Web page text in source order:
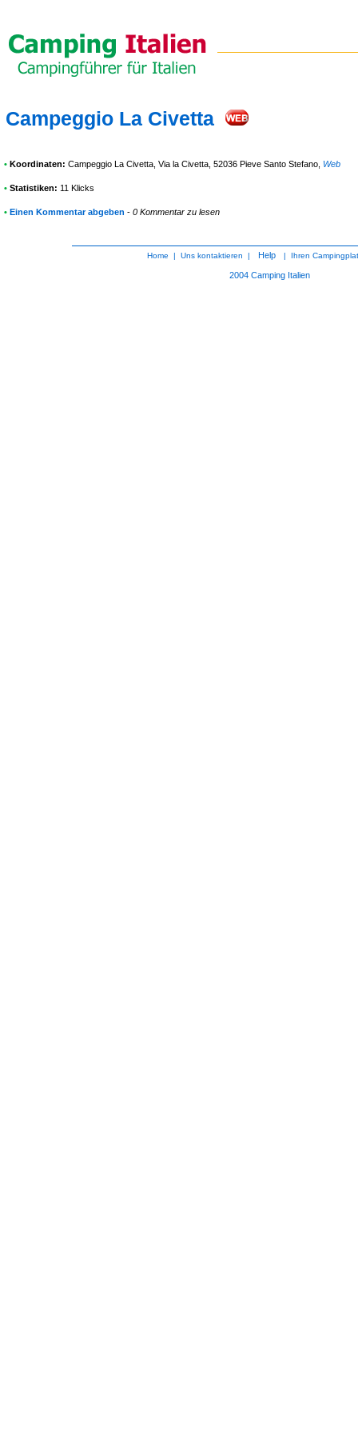
Campeggio La Civetta
• Koordinaten: Campeggio La Civetta , Via la Civetta, 52036 Pieve Santo Stefano Web
• Statistiken: 11 Klicks
• Einen Kommentar abgeben - 0 Kommentar zu lesen
Home |Uns kontaktieren | Help | Ihren
2004Camping Italien